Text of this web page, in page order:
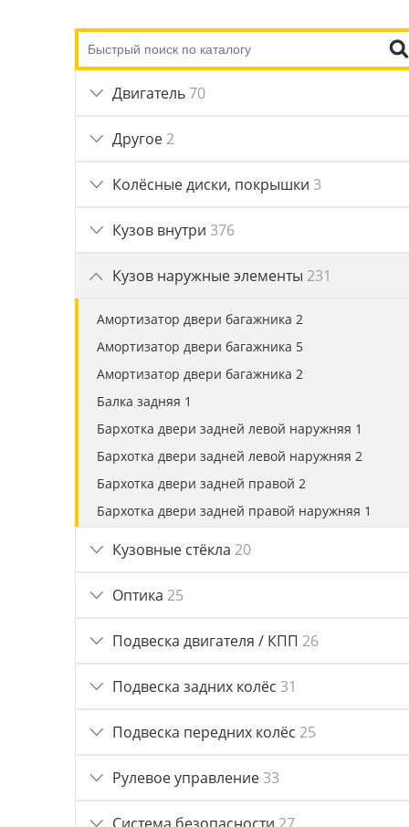
Двигатель70
Другое 2
Колёсные диски, покрышки 3
Кузов внутри 376
Кузов наружные элементы 231
Амортизатор двери багажника 2
Амортизатор двери багажника 5
Амортизатор двери багажника 2
Балка задняя 1
Бархотка двери задней левой наружняя 1
Бархотка двери задней левой наружняя 2
Бархотка двери задней правой 2
Бархотка двери задней правой наружняя 1
Бархотка двери передней правой наружняя 2
Боковина крыши правая 1
Брызговик задний правый 1
Замок капота 1
Кронштейн бампера переднего 1
Кронштейн фары противотуманной правой 1
Кузовные стёкла 20
Оптика 25
Подвеска двигателя / КПП 26
Подвеска задних колёс 31
Подвеска передних колёс 25
Рулевое управление 33